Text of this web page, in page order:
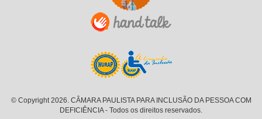
© Copyright 2026. CÂMARA PAULISTA PARA INCLUSÃO DA PESSOA COM
DEFICIÊNCIA - Todos os direitos reservados.